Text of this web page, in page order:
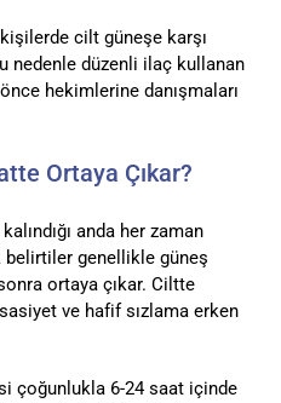
cilt güneşe karşı
nedenle düzenli ilaç kullanan
hekimlerine danışmaları
Ortaya Çıkar?
anda her zaman
genellikle güneş
ortaya çıkar. Ciltte
ve hafif sızlama erken
çoğunlukla 6-24 saat içinde